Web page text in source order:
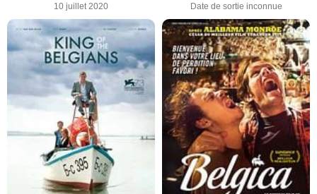
10 juillet 2020 Date de sortie inconnue